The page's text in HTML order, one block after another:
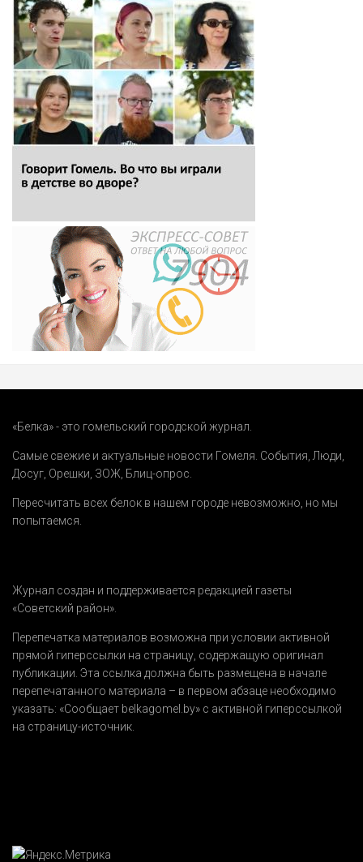
«Белка» - это гомельский городской журнал.
Самые свежие и актуальные новости Гомеля. События Люди
Досуг Орешки ЗОЖ Блиц-опрос
Пересчитать всех белок в нашем городе невозможно, но мы
попытаемся.
Журнал создан и поддерживается редакцией газеты
«Советский район».
Перепечатка материалов возможна при условии активной
прямой гиперссылки на страницу, содержащую оригинал
публикации. Эта ссылка должна быть размещена в начале
перепечатанного материала – в первом абзаце необходимо
указать: «Сообщает belkagomel.by» с активной гиперссылкой
на страницу-источник.